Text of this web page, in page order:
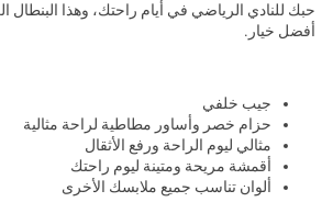
حبك للنادي الرياضي في أيام راحتك، وهذا
أفضل خيار.
جيب خلفي
حزام خصر وأساور مطاطية لراحة مثالية
مثالي ليوم الراحة ورفع الأثقال
أقمشة مريحة ومتينة ليوم راحتك
ألوان تناسب جميع ملابسك الأخرى